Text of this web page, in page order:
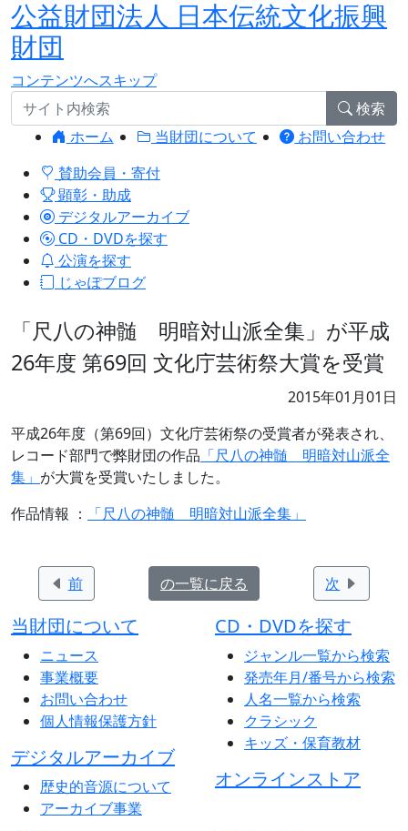
公益財団法人 日本伝統文化振興
財団
コンテンツへスキップ
検索
ホーム
当財団について
お問い合わせ
賛助会員・寄付
顕彰・助成
デジタルアーカイブ
CD・DVDを探す
公演を探す
じゃぽブログ
「尺八の神髄 明暗対山派全集」が平成
26年度 第69回 文化庁芸術祭大賞を受賞
2015年01月01日
平成26年度（第69回）文化庁芸術祭の受賞者が発表され、
レコード部門で弊財団の作品 「尺八の神髄 明暗対山派全
集」 が大賞を受賞いたしました。
作品情報 ：
「尺八の神髄 明暗対山派全集」
前 の一覧に戻る 次
当財団について
ニュース
事業概要
お問い合わせ
個人情報保護方針
デジタルアーカイブ
歴史的音源について
アーカイブ事業
CD・DVDを探す
ジャンル一覧から検索
発売年月/番号から検索
人名一覧から検索
クラシック
キッズ・保育教材
オンラインストア